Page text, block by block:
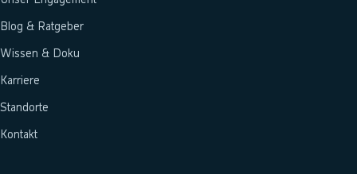
Blog & Ratgeber
Wissen & Doku
Karriere
Standorte
Kontakt